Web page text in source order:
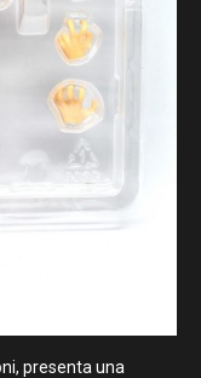
presenta una